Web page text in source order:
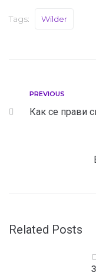
Tags: Wilder
PREVIOUS
Как се прави
Related Posts